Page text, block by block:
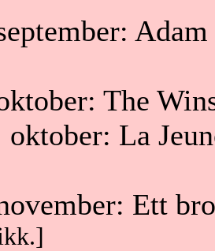
The
oktober: La
Ett